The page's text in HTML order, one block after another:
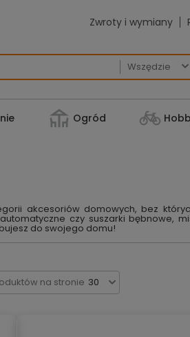
Zwroty i wymiany

Ogród
akcesoriów domowych, bez
czy suszarki bębnowe,
do swojego domu!
na stronie 30